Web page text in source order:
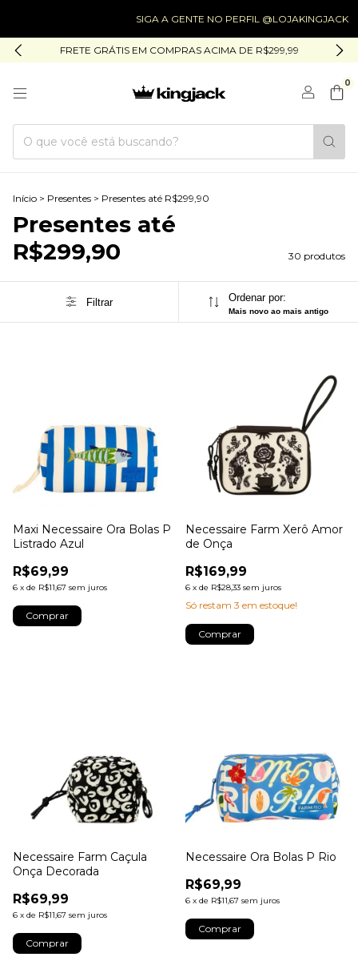
SIGA A GENTE NO PERFIL @LOJAKINGJACK SIGA
FRETE GRÁTIS EM COMPRAS ACIMA DE R$299,99
0
Início > Presentes > Presentes até R$299,90
Presentes até
R$299,90
30 produtos
Filtrar Ordenar por:
Mais novo ao mais antigo
Maxi Necessaire Ora Bolas P
Listrado Azul
R$69,99
6 x de R$11,67 sem juros
Necessaire Farm Xerô Amor
de Onça
R$169,99
6 x de R$28,33 sem juros
Só restam 3 em estoque!
Necessaire Farm Caçula
Onça Decorada
R$69,99
6 x de R$11,67 sem juros
Necessaire Ora Bolas P Rio
R$69,99
6 x de R$11,67 sem juros